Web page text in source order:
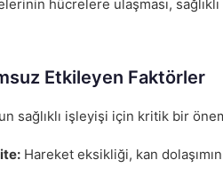
hücrelere ulaşması,
Etkileyen Faktörler
sağlıklı işleyişi için kritik bir
Hareket eksikliği, kan